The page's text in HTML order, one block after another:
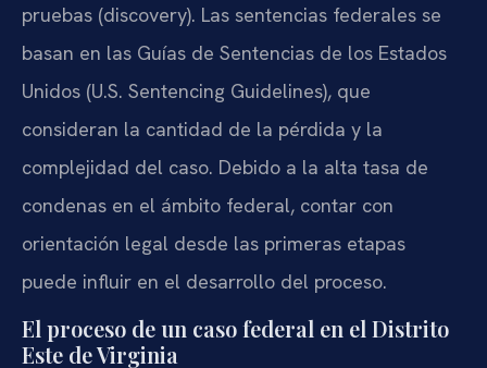
pruebas (discovery). Las sentencias federales se
basan en las Guías de Sentencias de los Estados
Unidos (U.S. Sentencing Guidelines), que
consideran la cantidad de la pérdida y la
complejidad del caso. Debido a la alta tasa de
condenas en el ámbito federal, contar con
orientación legal desde las primeras etapas
puede influir en el desarrollo del proceso.
El proceso de un caso federal en el Distrito
Este de Virginia